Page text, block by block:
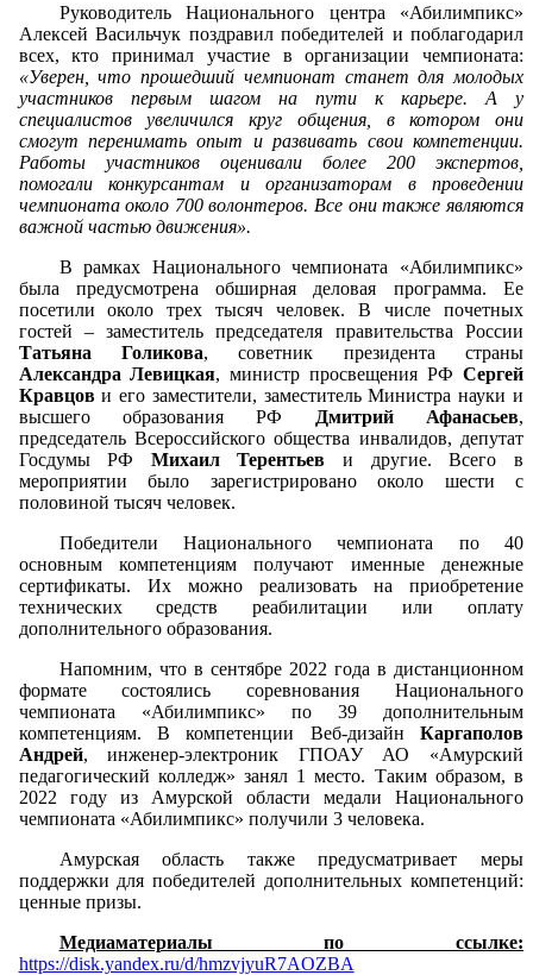
Руководитель Национального центра «Абилимпикс»
Алексей Васильчук поздравил победителей и поблагодарил
всех, кто принимал участие в организации чемпионата:
«Уверен, что прошедший чемпионат станет для молодых
участников первым шагом на пути к карьере. А у
специалистов увеличился круг общения, в котором они
смогут перенимать опыт и развивать свои компетенции.
Работы участников оценивали более 200 экспертов,
помогали конкурсантам и организаторам в проведении
чемпионата около 700 волонтеров. Все они также являются
важной частью движения».
В рамках Национального чемпионата «Абилимпикс»
была предусмотрена обширная деловая программа. Ее
посетили около трех тысяч человек. В числе почетных
гостей – заместитель председателя правительства России
Татьяна Голикова, советник президента страны
Александра Левицкая, министр просвещения РФ Сергей
Кравцови его заместители, заместитель Министра науки и
высшего образования РФ
Дмитрий Афанасьев,
председатель Всероссийского общества инвалидов, депутат
Госдумы РФ Михаил Терентьев и другие. Всего в
мероприятии было зарегистрировано около шести с
половиной тысяч человек.
Победители Национального чемпионата по 40
основным компетенциям получают именные денежные
сертификаты. Их можно реализовать на приобретение
технических средств реабилитации или оплату
дополнительного образования.
Напомним, что в сентябре 2022 года в дистанционном
формате состоялись соревнования Национального
чемпионата «Абилимпикс» по 39 дополнительным
компетенциям. В компетенции Веб-дизайн Каргаполов
Андрей, инженер-электроник ГПОАУ АО «Амурский
педагогический колледж» занял 1 место. Таким образом, в
2022 году из Амурской области медали Национального
чемпионата «Абилимпикс» получили 3 человека.
Амурская область также предусматривает меры
поддержки для победителей дополнительных компетенций:
ценные призы.
Медиаматериалы по ссылке:
https://disk.yandex.ru/d/hmzvjyuR7AOZBA